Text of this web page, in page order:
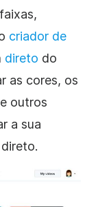
criador de
direto do
as cores, os
outros
a sua